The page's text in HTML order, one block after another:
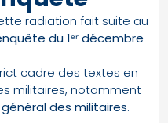
radiation fait suite au
du 1ᵉʳ décembre
cadre des textes en
militaires, notamment
des militaires.